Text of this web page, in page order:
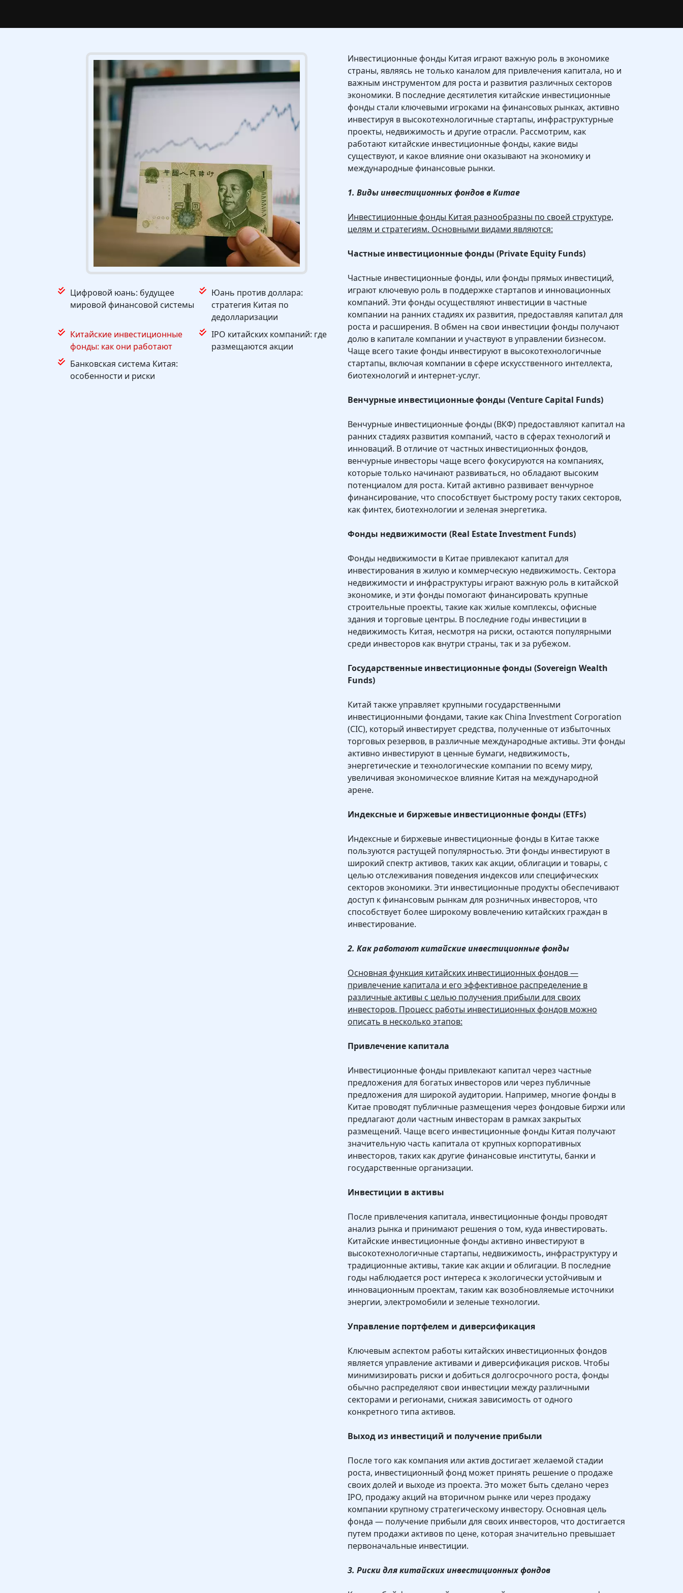
Цифровой юань: будущее
мировой финансовой системы
Юань против доллара:
стратегия Китая по
дедолларизации
Китайские инвестиционные
фонды: как они работают
IPO китайских компаний: где
размещаются акции
Банковская система Китая:
особенности и риски
Инвестиционные фонды Китая играют важную роль в экономике
страны, являясь не только каналом для привлечения капитала, но и
важным инструментом для роста и развития различных секторов
экономики. В последние десятилетия китайские инвестиционные
фонды стали ключевыми игроками на финансовых рынках, активно
инвестируя в высокотехнологичные стартапы, инфраструктурные
проекты, недвижимость и другие отрасли. Рассмотрим, как
работают китайские инвестиционные фонды, какие виды
существуют, и какое влияние они оказывают на экономику и
международные финансовые рынки.
1. Виды инвестиционных фондов в Китае
Инвестиционные фонды Китая разнообразны по своей структуре,
целям и стратегиям. Основными видами являются:
Частные инвестиционные фонды (Private Equity Funds)
Частные инвестиционные фонды, или фонды прямых инвестиций,
играют ключевую роль в поддержке стартапов и инновационных
компаний. Эти фонды осуществляют инвестиции в частные
компании на ранних стадиях их развития, предоставляя капитал для
роста и расширения. В обмен на свои инвестиции фонды получают
долю в капитале компании и участвуют в управлении бизнесом.
Чаще всего такие фонды инвестируют в высокотехнологичные
стартапы, включая компании в сфере искусственного интеллекта,
биотехнологий и интернет-услуг.
Венчурные инвестиционные фонды (Venture Capital Funds)
Венчурные инвестиционные фонды (ВКФ) предоставляют капитал на
ранних стадиях развития компаний, часто в сферах технологий и
инноваций. В отличие от частных инвестиционных фондов,
венчурные инвесторы чаще всего фокусируются на компаниях,
которые только начинают развиваться, но обладают высоким
потенциалом для роста. Китай активно развивает венчурное
финансирование, что способствует быстрому росту таких секторов,
как финтех, биотехнологии и зеленая энергетика.
Фонды недвижимости (Real Estate Investment Funds)
Фонды недвижимости в Китае привлекают капитал для
инвестирования в жилую и коммерческую недвижимость. Сектора
недвижимости и инфраструктуры играют важную роль в китайской
экономике, и эти фонды помогают финансировать крупные
строительные проекты, такие как жилые комплексы, офисные
здания и торговые центры. В последние годы инвестиции в
недвижимость Китая, несмотря на риски, остаются популярными
среди инвесторов как внутри страны, так и за рубежом.
Государственные инвестиционные фонды (Sovereign Wealth
Funds)
Китай также управляет крупными государственными
инвестиционными фондами, такие как China Investment Corporation
(CIC), который инвестирует средства, полученные от избыточных
торговых резервов, в различные международные активы. Эти фонды
активно инвестируют в ценные бумаги, недвижимость,
энергетические и технологические компании по всему миру,
увеличивая экономическое влияние Китая на международной
арене.
Индексные и биржевые инвестиционные фонды (ETFs)
Индексные и биржевые инвестиционные фонды в Китае также
пользуются растущей популярностью. Эти фонды инвестируют в
широкий спектр активов, таких как акции, облигации и товары, с
целью отслеживания поведения индексов или специфических
секторов экономики. Эти инвестиционные продукты обеспечивают
доступ к финансовым рынкам для розничных инвесторов, что
способствует более широкому вовлечению китайских граждан в
инвестирование.
2. Как работают китайские инвестиционные фонды
Основная функция китайских инвестиционных фондов —
привлечение капитала и его эффективное распределение в
различные активы с целью получения прибыли для своих
инвесторов. Процесс работы инвестиционных фондов можно
описать в несколько этапов:
Привлечение капитала
Инвестиционные фонды привлекают капитал через частные
предложения для богатых инвесторов или через публичные
предложения для широкой аудитории. Например, многие фонды в
Китае проводят публичные размещения через фондовые биржи или
предлагают доли частным инвесторам в рамках закрытых
размещений. Чаще всего инвестиционные фонды Китая получают
значительную часть капитала от крупных корпоративных
инвесторов, таких как другие финансовые институты, банки и
государственные организации.
Инвестиции в активы
После привлечения капитала, инвестиционные фонды проводят
анализ рынка и принимают решения о том, куда инвестировать.
Китайские инвестиционные фонды активно инвестируют в
высокотехнологичные стартапы, недвижимость, инфраструктуру и
традиционные активы, такие как акции и облигации. В последние
годы наблюдается рост интереса к экологически устойчивым и
инновационным проектам, таким как возобновляемые источники
энергии, электромобили и зеленые технологии.
Управление портфелем и диверсификация
Ключевым аспектом работы китайских инвестиционных фондов
является управление активами и диверсификация рисков. Чтобы
минимизировать риски и добиться долгосрочного роста, фонды
обычно распределяют свои инвестиции между различными
секторами и регионами, снижая зависимость от одного
конкретного типа активов.
Выход из инвестиций и получение прибыли
После того как компания или актив достигает желаемой стадии
роста, инвестиционный фонд может принять решение о продаже
своих долей и выходе из проекта. Это может быть сделано через
IPO, продажу акций на вторичном рынке или через продажу
компании крупному стратегическому инвестору. Основная цель
фонда — получение прибыли для своих инвесторов, что достигается
путем продажи активов по цене, которая значительно превышает
первоначальные инвестиции.
3. Риски для китайских инвестиционных фондов